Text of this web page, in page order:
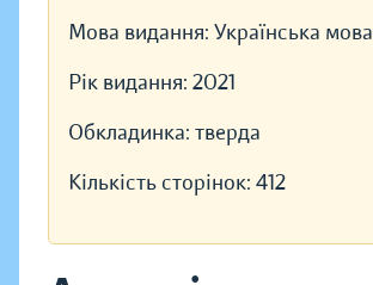
Мова видання: Українська мова
Рік видання: 2021
Обкладинка: тверда
Кількість сторінок: 412